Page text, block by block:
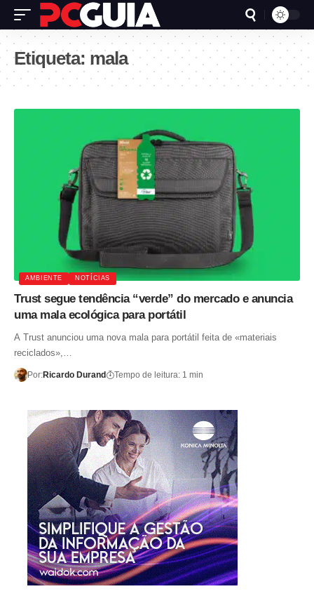
Etiqueta: mala
AMBIENTE NOTÍCIAS
Trust segue tendência “verde” do mercado e anuncia
uma mala ecológica para portátil
A Trust anunciou uma nova mala para portátil feita de «materiais
reciclados»,…
Por:Ricardo Durand Tempo de leitura: 1 min